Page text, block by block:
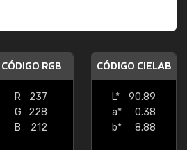
CÓDIGO RGB
R
237
G
228
B
212
CÓDIGO CIELAB
L*
90.89
a*
0.38
b*
8.88